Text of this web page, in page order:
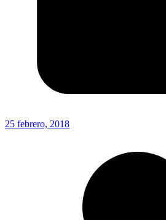
25 febrero, 2018